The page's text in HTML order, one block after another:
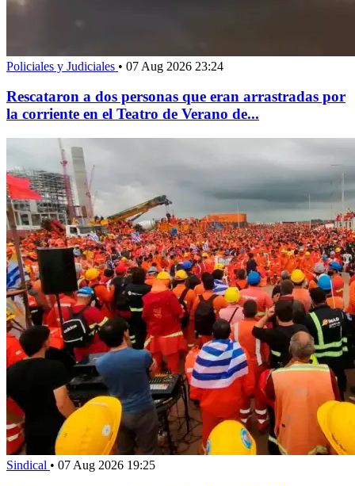
Policiales y Judiciales • 07 Aug 2026 23:24
Rescataron a dos personas que eran arrastradas por
la corriente en el Teatro de Verano de...
Sindical • 07 Aug 2026 19:25